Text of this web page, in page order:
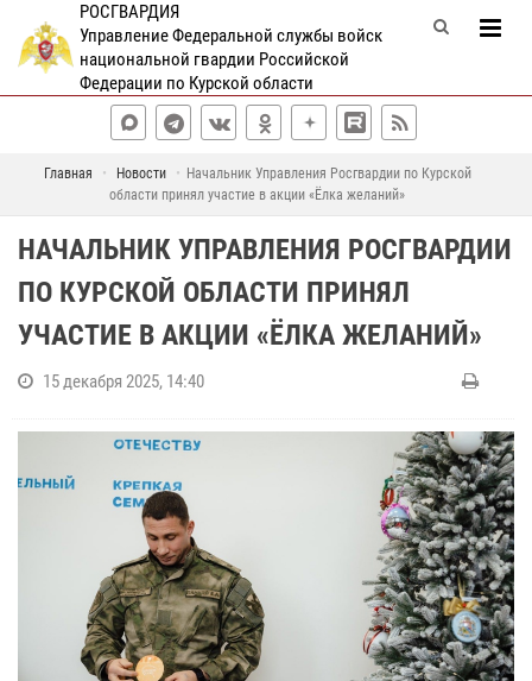
РОСГВАРДИЯ
Управление Федеральной службы войск
национальной гвардии Российской
Федерации по Курской области
Главная Новости
Начальник Управления Росгвардии по Курской
области принял участие в акции «Ёлка желаний»
НАЧАЛЬНИК УПРАВЛЕНИЯ РОСГВАРДИИ
ПО КУРСКОЙ ОБЛАСТИ ПРИНЯЛ
УЧАСТИЕ В АКЦИИ «ЁЛКА ЖЕЛАНИЙ»
15 декабря 2025, 14:40